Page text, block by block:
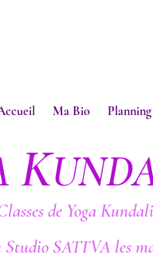
Ma Bio
K
de Yoga
SATTVA les